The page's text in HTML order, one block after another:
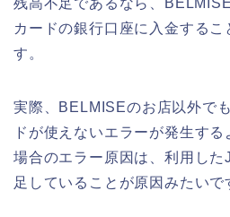
カードの銀行口座に入金する
す。
実際、BELMISEのお店以外で
ドが使えないエラーが発生す
場合のエラー原因は、利用し
足していることが原因みたいで